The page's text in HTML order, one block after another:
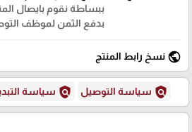
ببساطة نقوم بايصال
بدفع الثمن لموظف
public نسخ رابط المنتج
policy سياسة التوصيل policy سياسة